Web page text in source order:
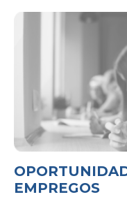
EMPREGOS